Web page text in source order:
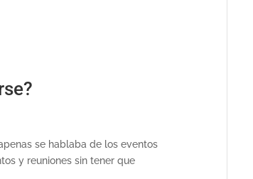
se hablaba de los eventos
y reuniones sin tener que